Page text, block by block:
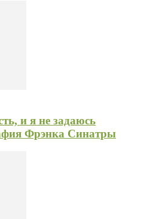
и я не задаюсь
Фрэнка Синатры